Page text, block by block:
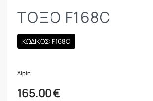
ΤΌΞΟ F168C
ΚΩΔΙΚΟΣ: F168C
Alpin
165.00€